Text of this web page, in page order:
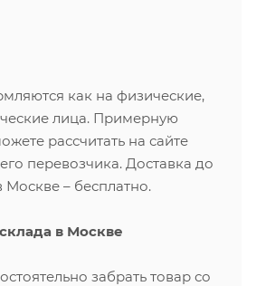
как на физические,
лица. Примерную
рассчитать на сайте
перевозчика. Доставка до
– бесплатно.
в Москве
забрать товар со